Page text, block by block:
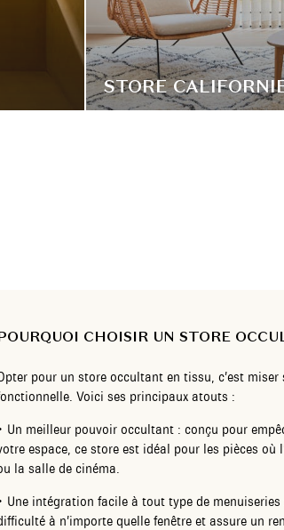
STORE
CHOISIR UN STORE
pour un store occultant en tissu, c’est
Voici ses principaux atouts :
Un meilleur pouvoir occultant : conçu pour
espace, ce store est idéal pour les pièces où
la salle de cinéma.
Une intégration facile à tout type de
à n’importe quelle fenêtre et assure un